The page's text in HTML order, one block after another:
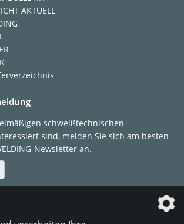
AKTUELL
schweißtechnischen
sind, melden Sie sich am besten
Newsletter an.
GmbH ist ein Unternehmen der